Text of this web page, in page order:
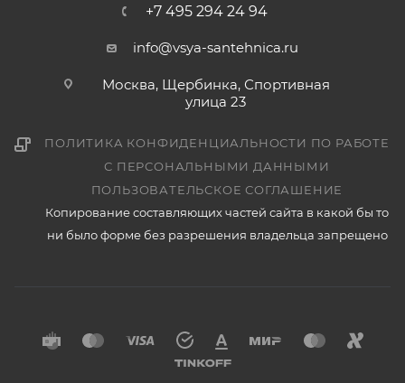
+7 495 294 24 94
info@vsya-santehnica.ru
Москва, Щербинка, Спортивная
улица 23
ПОЛИТИКА КОНФИДЕНЦИАЛЬНОСТИ ПО РАБОТЕ
С ПЕРСОНАЛЬНЫМИ ДАННЫМИ
ПОЛЬЗОВАТЕЛЬСКОЕ СОГЛАШЕНИЕ
Копирование составляющих частей сайта в какой бы то
ни было форме без разрешения владельца запрещено